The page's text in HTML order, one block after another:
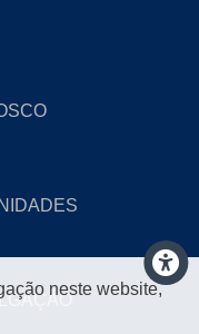
neste website,